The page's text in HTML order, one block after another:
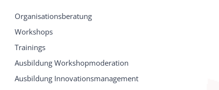
Organisationsberatung
Workshops
Trainings
Ausbildung Workshopmoderation
Ausbildung Innovationsmanagement